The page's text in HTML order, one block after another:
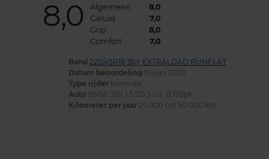
8,0 Algemeen
8,0
Geluid
7,0
Grip
8,0
Comfort
7,0
Band 225/45R18 95Y EXTRALOAD RUNFLAT
Datum beoordeling 10 juni 2023
Type rijder Normaal
Auto BMW 318i 1.5 SD 3-cil. B 136pk
Kilometer per jaar 25.000 tot 50.000 km